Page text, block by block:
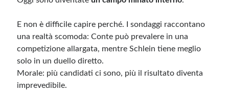
E non è difficile capire perché. I sondaggi raccontano
una realtà scomoda: Conte può prevalere in una
competizione allargata, mentre Schlein tiene meglio
solo in un duello diretto.
Morale: più candidati ci sono, più il risultato diventa
imprevedibile.